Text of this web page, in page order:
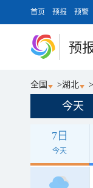
首页 预报 预警
预
全国 >湖北 >
今天
7日
今天